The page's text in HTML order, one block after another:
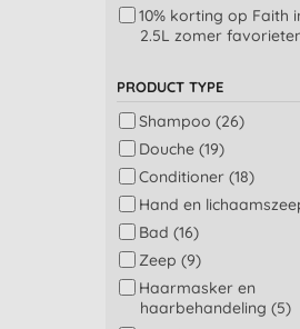
10% korting op Faith
2.5L zomer
PRODUCT TYPE
Shampoo (26)
Douche (19)
Conditioner (18)
Hand en
Bad (16)
Zeep (9)
Haarmasker en
haarbehandeling (5)